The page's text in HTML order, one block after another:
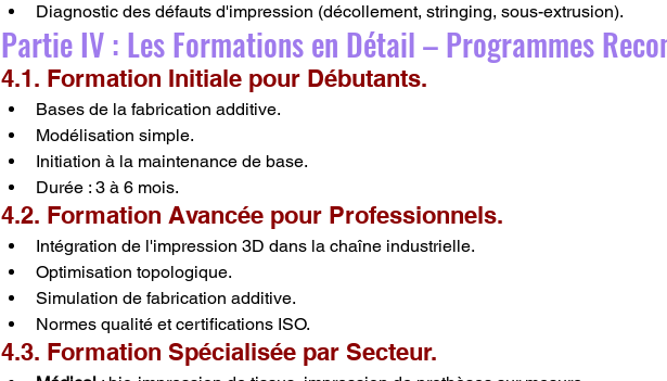
Diagnostic des défauts d'impression (décollement, stringing, sous-extrusion).
Partie IV : Les Formations en Détail – Programmes
4.1. Formation Initiale pour Débutants.
Bases de la fabrication additive.
Modélisation simple.
Initiation à la maintenance de base.
Durée : 3 à 6 mois.
4.2. Formation Avancée pour Professionnels.
Intégration de l'impression 3D dans la chaîne industrielle.
Optimisation topologique.
Simulation de fabrication additive.
Normes qualité et certifications ISO.
4.3. Formation Spécialisée par Secteur.